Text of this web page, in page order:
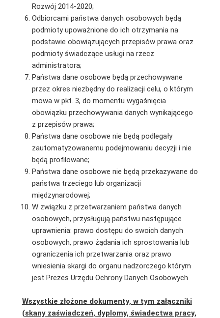
Rozwój 2014-2020;
Odbiorcami państwa danych osobowych będą
podmioty upoważnione do ich otrzymania na
podstawie obowiązujących przepisów prawa oraz
podmioty świadczące usługi na rzecz
administratora;
Państwa dane osobowe będą przechowywane
przez okres niezbędny do realizacji celu, o którym
mowa w pkt. 3, do momentu wygaśnięcia
obowiązku przechowywania danych wynikającego
z przepisów prawa;
Państwa dane osobowe nie będą podlegały
zautomatyzowanemu podejmowaniu decyzji i nie
będą profilowane;
Państwa dane osobowe nie będą przekazywane do
państwa trzeciego lub organizacji
międzynarodowej;
W związku z przetwarzaniem państwa danych
osobowych, przysługują państwu następujące
uprawnienia: prawo dostępu do swoich danych
osobowych, prawo żądania ich sprostowania lub
ograniczenia ich przetwarzania oraz prawo
wniesienia skargi do organu nadzorczego którym
jest Prezes Urzędu Ochrony Danych Osobowych
Wszystkie złożone dokumenty, w tym załączniki
(skany zaświadczeń, dyplomy, świadectwa pracy,